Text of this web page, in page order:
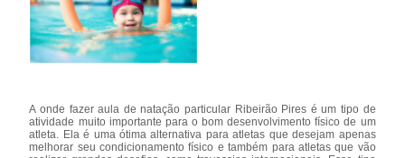
A onde fazer aula de natação particular Ribeirão Pires é um tipo de
atividade muito importante para o bom desenvolvimento físico de um
atleta. Ela é uma ótima alternativa para atletas que desejam apenas
melhorar seu condicionamento físico e também para atletas que vão